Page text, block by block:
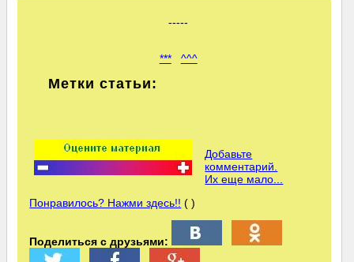
-----
*** ^^^
Метки статьи:
Добавьте
комментарий.
Их еще мало...
Понравилось? Нажми здесь!! ( )
Поделиться с друзьями: